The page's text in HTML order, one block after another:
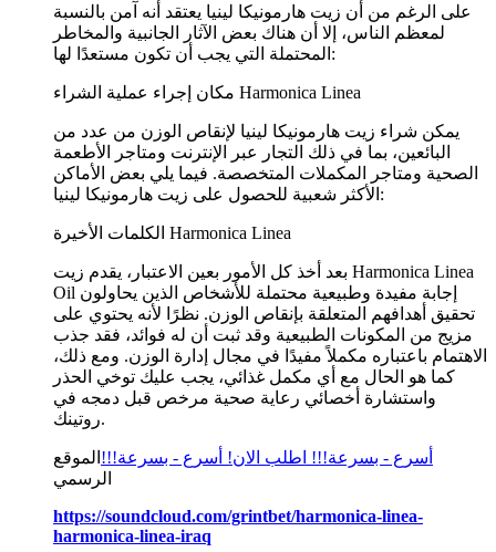
على الرغم من أن زيت هارمونيكا لينيا يعتقد أنه آمن بالنسبة
لمعظم الناس، إلا أن هناك بعض الآثار الجانبية والمخاطر
المحتملة التي يجب أن تكون مستعدًا لها:
مكان إجراء عملية الشراء Harmonica Linea
يمكن شراء زيت هارمونيكا لينيا لإنقاص الوزن من عدد من
البائعين، بما في ذلك التجار عبر الإنترنت ومتاجر الأطعمة
الصحية ومتاجر المكملات المتخصصة. فيما يلي بعض الأماكن
الأكثر شعبية للحصول على زيت هارمونيكا لينيا:
الكلمات الأخيرة Harmonica Linea
بعد أخذ كل الأمور بعين الاعتبار، يقدم زيت Harmonica Linea
Oil إجابة مفيدة وطبيعية محتملة للأشخاص الذين يحاولون
تحقيق أهدافهم المتعلقة بإنقاص الوزن. نظرًا لأنه يحتوي على
مزيج من المكونات الطبيعية وقد ثبت أن له فوائد، فقد جذب
الاهتمام باعتباره مكملاً مفيدًا في مجال إدارة الوزن. ومع ذلك،
كما هو الحال مع أي مكمل غذائي، يجب عليك توخي الحذر
واستشارة أخصائي رعاية صحية مرخص قبل دمجه في
روتينك.
أسرع - بسرعة!!! اطلب الان! أسرع - بسرعة!!! الموقع
الرسمي
https://soundcloud.com/grintbet/harmonica-linea-
harmonica-linea-iraq